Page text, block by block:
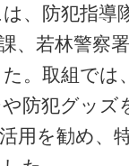
、防犯指導
、若林警察
。取組で
防犯グッズ
用を勧め、